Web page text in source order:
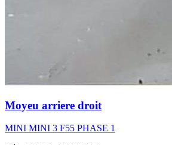
Moyeu arriere droit
MINI MINI 3 F55 PHASE 1